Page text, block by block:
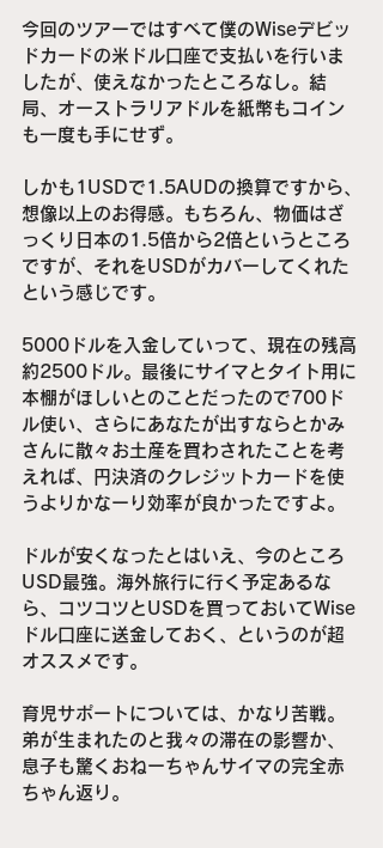
今回のツアーではすべて僕のWiseデビッ
ドカードの米ドル口座で支払いを行いま
したが、使えなかったところなし。結
局、オーストラリアドルを紙幣もコイン
も一度も手にせず。
しかも1USDで1.5AUDの換算ですから、
想像以上のお得感。もちろん、物価はざ
っくり日本の1.5倍から2倍というところ
ですが、それをUSDがカバーしてくれた
という感じです。
5000ドルを入金していって、現在の残高
約2500ドル。最後にサイマとタイト用に
本棚がほしいとのことだったので700ド
ル使い、さらにあなたが出すならとかみ
さんに散々お土産を買わされたことを考
えれば、円決済のクレジットカードを使
うよりかなーり効率が良かったですよ。
ドルが安くなったとはいえ、今のところ
USD最強。海外旅行に行く予定あるな
ら、コツコツとUSDを買っておいてWise
ドル口座に送金しておく、というのが超
オススメです。
育児サポートについては、かなり苦戦。
弟が生まれたのと我々の滞在の影響か、
息子も驚くおねーちゃんサイマの完全赤
ちゃん返り。